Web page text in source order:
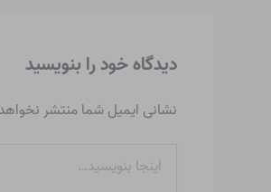
دیدگاه‌ خود را بنویسید
نشانی ایمیل شما منتشر
بنویسید…